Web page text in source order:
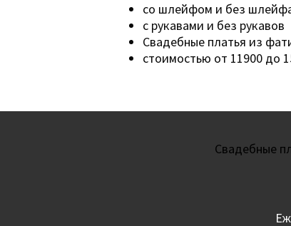
со шлейфом и без
с рукавами и без рукавов
Свадебные платья из
стоимостью от 11900 до
Свадебные